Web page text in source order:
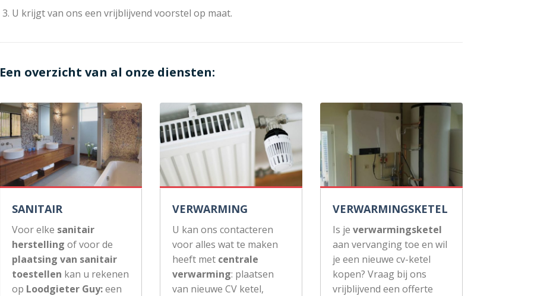
U krijgt van ons een vrijblijvend voorstel op maat.
Een overzicht van al onze diensten:
SANITAIR
Voor elke sanitair
herstelling of voor de
plaatsing van sanitair
toestellen kan u rekenen
op Loodgieter Guy:een
VERWARMING
U kan ons contacteren
voor alles wat te maken
heeft met centrale
verwarming: plaatsen
van nieuwe CV ketel,
VERWARMINGSKETEL
Is je verwarmingsketel
aan vervanging toe en wil
je een nieuwe cv-ketel
kopen? Vraag bij ons
vrijblijvend een offerte